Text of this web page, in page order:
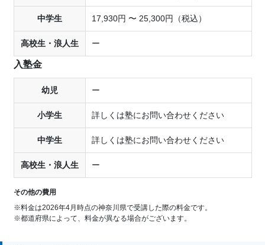
中学生 17,930円 〜 25,300円（税込）
高校生・浪人生 ー
入塾金
幼児 ー
小学生 詳しくは塾にお問い合わせください
中学生 詳しくは塾にお問い合わせください
高校生・浪人生 ー
その他の費用
※料金は2026年4月時点の神奈川県で受講した際の料金です。
※都道府県によって、料金が異なる場合がございます。